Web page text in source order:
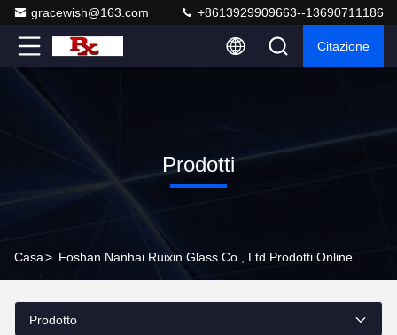
gracewish@163.com +8613929909663--13690711186
Citazione
Prodotti
Casa> Foshan Nanhai Ruixin Glass Co., Ltd Prodotti Online
Prodotto